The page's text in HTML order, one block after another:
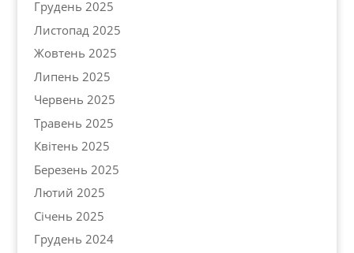
Грудень 2025
Листопад 2025
Жовтень 2025
Липень 2025
Червень 2025
Травень 2025
Квітень 2025
Березень 2025
Лютий 2025
Січень 2025
Грудень 2024